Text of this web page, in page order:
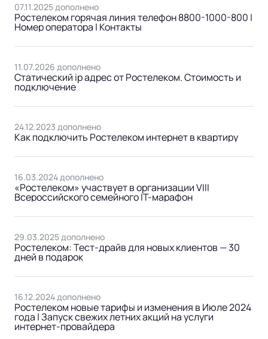
07.11.2025 дополнено
Ростелеком горячая линия телефон 8800-1000-800 |
Номер оператора | Контакты
11.07.2026 дополнено
Статический ip адрес от Ростелеком. Стоимость и
подключение
24.12.2023 дополнено
Как подключить Ростелеком интернет в квартиру
16.03.2024 дополнено
«Ростелеком» участвует в организации VIII
Всероссийского семейного IT-марафон
29.03.2025 дополнено
Ростелеком: Тест-драйв для новых клиентов — 30
дней в подарок
16.12.2024 дополнено
Ростелеком новые тарифы и изменения в Июле 2024
года | Запуск свежих летних акций на услуги
интернет-провайдера